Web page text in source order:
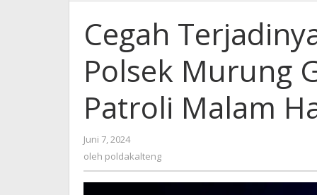
Cegah
Polsek Murung
Patroli Malam
Juni 7, 2024
poldakalteng
oleh poldakalteng